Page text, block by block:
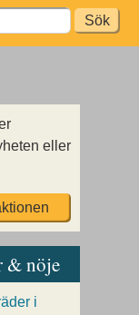
eller
& nöje
i